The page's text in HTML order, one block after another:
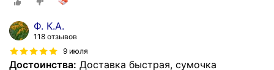
Ф. К.А.
118 отзывов
9 июля
Достоинства: Доставка быстрая, сумочка